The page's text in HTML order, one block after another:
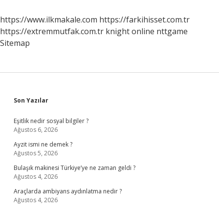
https://www.ilkmakale.com https://farkihisset.com.tr
https://extremmutfak.com.tr knight online nttgame
Sitemap
Sidebar
Son Yazılar
Eşitlik nedir sosyal bilgiler ?
Ağustos 6, 2026
Ayzit ismi ne demek ?
Ağustos 5, 2026
Bulaşık makinesi Türkiye’ye ne zaman geldi ?
Ağustos 4, 2026
Araçlarda ambiyans aydınlatma nedir ?
Ağustos 4, 2026